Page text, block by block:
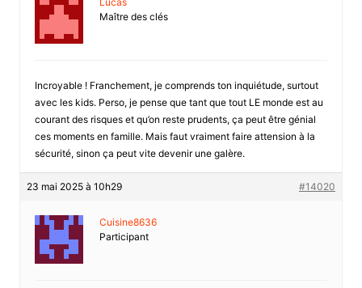
Maître des clés
Incroyable ! Franchement, je comprends ton inquiétude, surtout
avec les kids. Perso, je pense que tant que tout LE monde est au
courant des risques et qu’on reste prudents, ça peut être génial
ces moments en famille. Mais faut vraiment faire attension à la
sécurité, sinon ça peut vite devenir une galère.
23 mai 2025 à 10h29 #14020
Cuisine8636
Participant